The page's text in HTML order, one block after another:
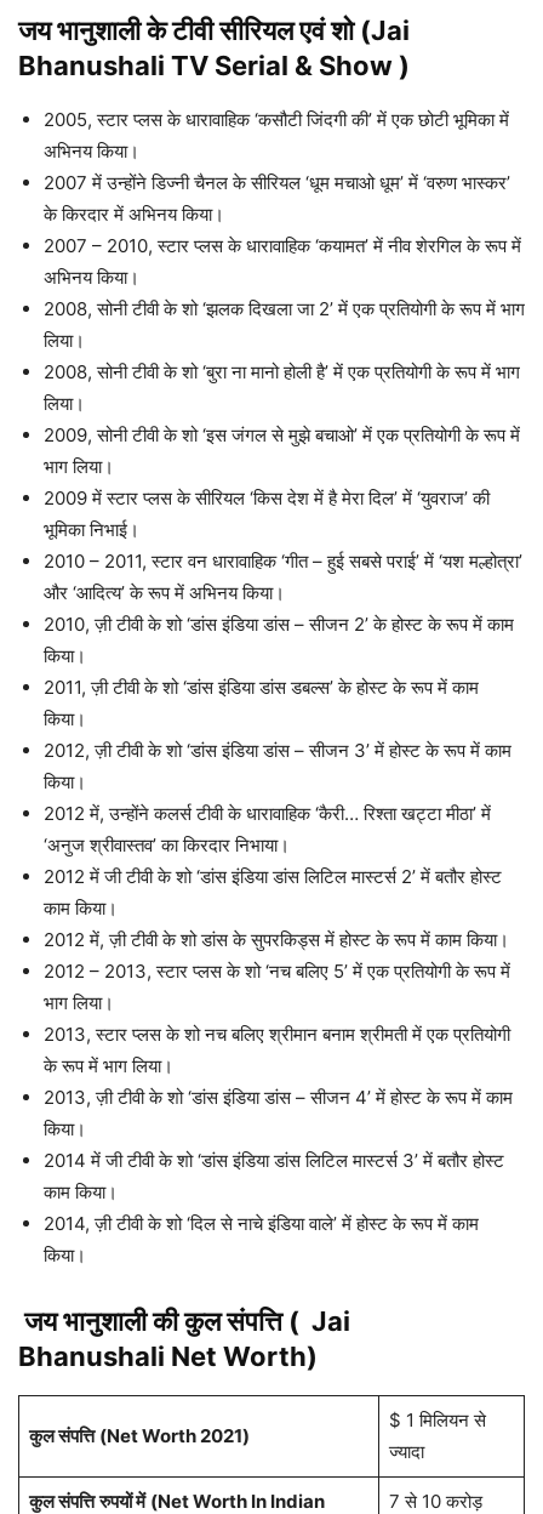
जय भानुशाली के टीवी सीरियलएवं शो (Jai
Bhanushali TV Serial & Show )
2005, स्टार प्लस के धारावाहिक ‘कसौटी जिंदगी की’ में एक छोटी भूमिका में
अभिनय किया।
2007 में उन्होंने डिज्नी चैनल के सीरियल ‘धूम मचाओ धूम’ में ‘वरुण भास्कर’
के किरदार में अभिनय किया।
2007 – 2010, स्टार प्लस के धारावाहिक ‘कयामत’ में नीव शेरगिल के रूप में
अभिनय किया।
2008, सोनी टीवी के शो ‘झलक दिखला जा 2’ में एक प्रतियोगी के रूप में भाग
लिया।
2008, सोनी टीवी के शो ‘बुरा ना मानो होली है’ में एक प्रतियोगी के रूप में भाग
लिया।
2009, सोनी टीवी के शो ‘इस जंगल से मुझे बचाओ’ में एक प्रतियोगी के रूप में
भाग लिया।
2009 में स्टार प्लस के सीरियल ‘किस देश में है मेरा दिल’ में ‘युवराज’ की
भूमिका निभाई।
2010 – 2011, स्टार वन धारावाहिक ‘गीत – हुई सबसे पराई’ में ‘यश मल्होत्रा’
और ‘आदित्य’ के रूप में अभिनय किया।
2010, ज़ी टीवी के शो ‘डांस इंडिया डांस – सीजन 2’ के होस्ट के रूप में काम
किया।
2011, ज़ी टीवी के शो ‘डांस इंडिया डांस डबल्स’ के होस्ट के रूप में काम
किया।
2012, ज़ी टीवी के शो ‘डांस इंडिया डांस – सीजन 3’ में होस्ट के रूप में काम
किया।
2012 में, उन्होंने कलर्स टीवी के धारावाहिक ‘कैरी… रिश्ता खट्टा मीठा’ में
‘अनुज श्रीवास्तव’ का किरदार निभाया।
2012 में जी टीवी के शो ‘डांस इंडिया डांस लिटिल मास्टर्स 2’ में बतौर होस्ट
काम किया।
2012 में, ज़ी टीवी के शो डांस के सुपरकिड्स में होस्ट के रूप में काम किया।
2012 – 2013, स्टार प्लस के शो ‘नच बलिए 5’ में एक प्रतियोगी के रूप में
भाग लिया।
2013, स्टार प्लस के शो नच बलिए श्रीमान बनाम श्रीमती में एक प्रतियोगी
के रूप में भाग लिया।
2013, ज़ी टीवी के शो ‘डांस इंडिया डांस – सीजन 4’ में होस्ट के रूप में काम
किया।
2014 में जी टीवी के शो ‘डांस इंडिया डांस लिटिल मास्टर्स 3’ में बतौर होस्ट
काम किया।
2014, ज़ी टीवी के शो ‘दिल से नाचे इंडिया वाले’ में होस्ट के रूप में काम
किया।
जय भानुशालीकी कुल संपत्ति ( Jai
Bhanushali Net Worth)
कुल संपत्ति (Net Worth 2021)
$ 1 मिलियन से
ज्यादा
कुल संपत्ति रुपयों में (Net Worth In Indian
7 से 10 करोड़